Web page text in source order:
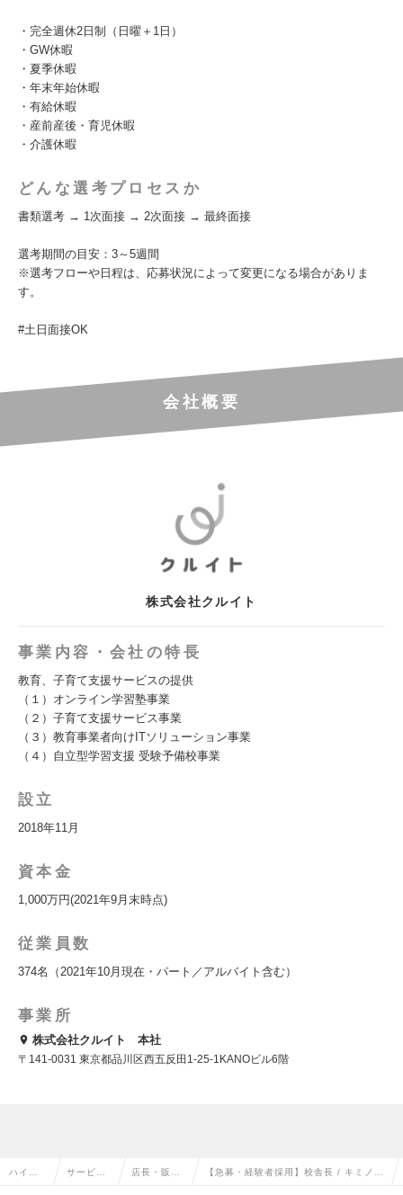
・完全週休2日制（日曜＋1日）
・GW休暇
・夏季休暇
・年末年始休暇
・有給休暇
・産前産後・育児休暇
・介護休暇
どんな選考プロセスか
書類選考 → 1次面接 → 2次面接 → 最終面接
選考期間の目安：3～5週間
※選考フローや日程は、応募状況によって変更になる場合がありま
す。
#土日面接OK
会社概要
株式会社クルイト
事業内容・会社の特長
教育、子育て支援サービスの提供
（１）オンライン学習塾事業
（２）子育て支援サービス事業
（３）教育事業者向けITソリューション事業
（４）自立型学習支援 受験予備校事業
設立
2018年11月
資本金
1,000万円(2021年9月末時点)
従業員数
374名（2021年10月現在・パート／アルバイト含む）
事業所
株式会社クルイト 本社
〒141-0031 東京都品川区西五反田1-25-1KANOビル6階
ハイク サービ 店長・販 【急募・経験者採用】校舎長 / キミノ高